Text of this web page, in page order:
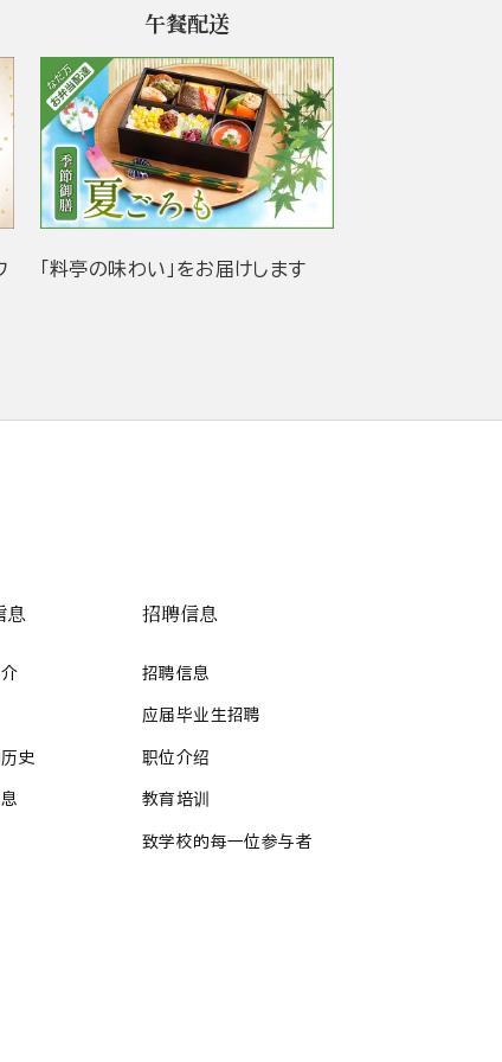
午餐配送
「料亭の味わい」をお届けします
息
史
招聘信息
招聘信息
应届毕业生招聘
职位介绍
教育培训
致学校的每一位参与者